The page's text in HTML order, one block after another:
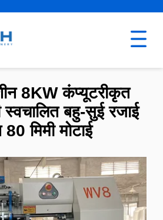
8KW कंप्यूटरीकृत
स्वचालित बहु-सुई रजाई
मिमी मोटाई